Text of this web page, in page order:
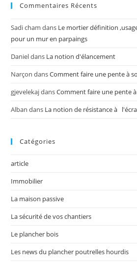
Commentaires Récents
Sadi cham dans Le mortier définition
pour un mur en parpaings
Danieldans La notion d'élancement
Narçon dansComment faire une pente à
gjevelekajdansComment faire une pente
Alban dans La notion de résistance à
Catégories
article
Immobilier
La maison passive
La sécurité de vos chantiers
Le plancher bois
Les news du plancher poutrelles hourdis